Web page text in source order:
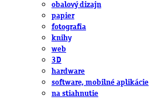
obalový dizajn
papier
fotografia
knihy
web
3D
hardware
software, mobilné aplikácie
na stiahnutie